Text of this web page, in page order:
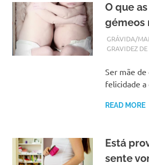
O que
gémeos
MAIO 25,
ADMIN
GRÁVIDA/
GRAVIDEZ
Ser mãe
felicidade
READ MORE
Está
sente